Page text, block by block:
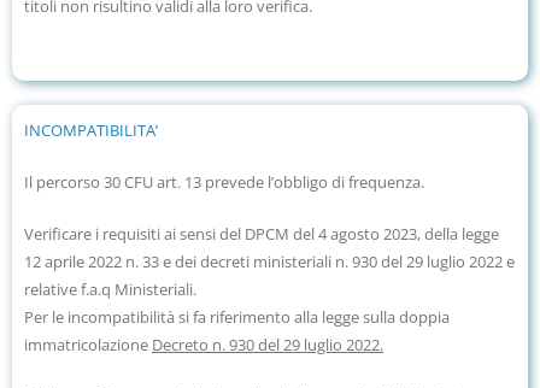
titoli non risultino validi alla loro verifica.
INCOMPATIBILITA’
Il percorso 30 CFU art. 13 prevede l’obbligo di frequenza.
Verificare i requisiti ai sensi del DPCM del 4 agosto 2023, della legge
12 aprile 2022 n. 33 e dei decreti ministeriali n. 930 del 29 luglio 2022 e
relative f.a.q Ministeriali.
Per le incompatibilità si fa riferimento alla legge sulla doppia
immatricolazione Decreto n. 930 del 29 luglio 2022.